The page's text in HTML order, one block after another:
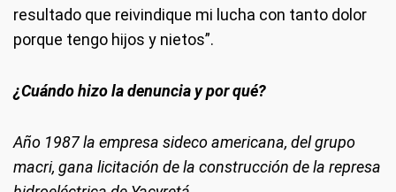
resultado que reivindique mi lucha con tanto dolor
porque tengo hijos y nietos”.
¿Cuándo hizo la denuncia y por qué?
Año 1987 la empresa sideco americana, del grupo
macri, gana licitación de la construcción de la represa